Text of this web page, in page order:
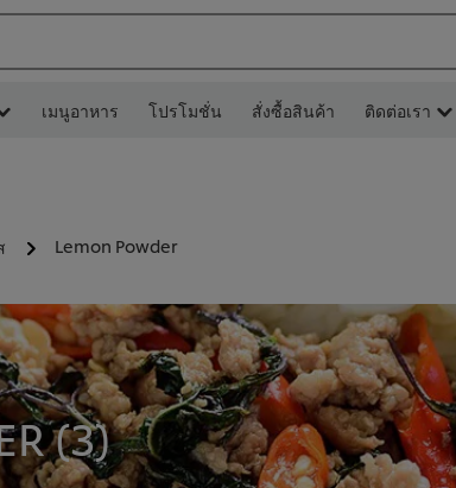
เมนูอาหาร โปรโมชั่น สั่งซื้อสินค้า ติดต่อเรา
Lemon Powder
(3)